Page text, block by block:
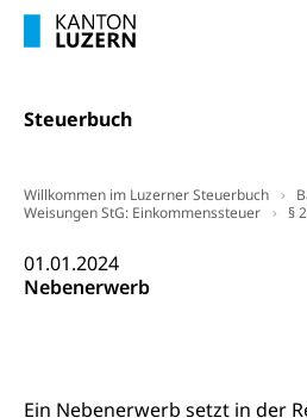
Steuerbuch
Willkommen im Luzerner Steuerbuch
Weisungen StG: Einkommenssteuer
§
01.01.2024
Nebenerwerb
Ein Nebenerwerb setzt in der
Studienbeiträge
Stipendien
Weiterbildung, Forschung,
Dienstleistungen, Hochschule
swissuniversities
Fachstelle
Vorschule
Kindertagesstätte, Spielgruppe,
Freiwilliges Kindergarten Jahr
Frühe